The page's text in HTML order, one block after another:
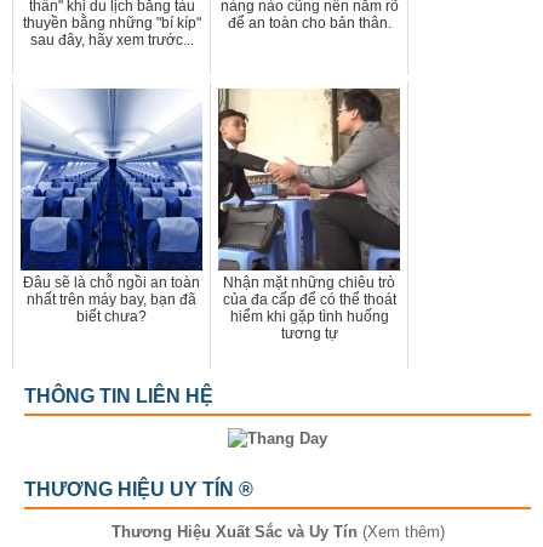
thần" khi du lịch bằng tàu
thuyền bằng những "bí kíp"
sau đây, hãy xem trước...
nàng nào cũng nên nắm rõ
để an toàn cho bản thân.
Đâu sẽ là chỗ ngồi an toàn
nhất trên máy bay, bạn đã
biết chưa?
Nhận mặt những chiêu trò
của đa cấp để có thể thoát
hiểm khi gặp tình huống
tương tự
THÔNG TIN LIÊN HỆ
THƯƠNG HIỆU UY TÍN ®
Thương Hiệu Xuất Sắc và Uy Tín (Xem thêm)